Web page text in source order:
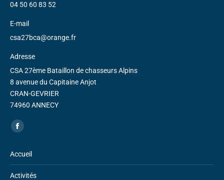
04 50 60 83 52
E-mail
csa27bca@orange.fr
Adresse
CSA 27ème Bataillon de chasseurs Alpins
8 avenue du Capitaine Anjot
CRAN-GEVRIER
74960 ANNECY
Trouvez nous sur :
Facebook
opens
in
Accueil
Activités